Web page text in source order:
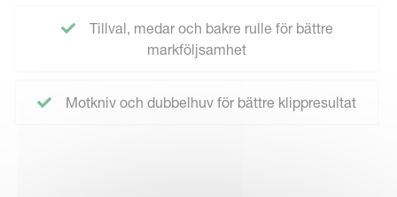
Tillval, medar och bakre rulle för bättre
markföljsamhet
Motkniv och dubbelhuv för bättre klippresultat